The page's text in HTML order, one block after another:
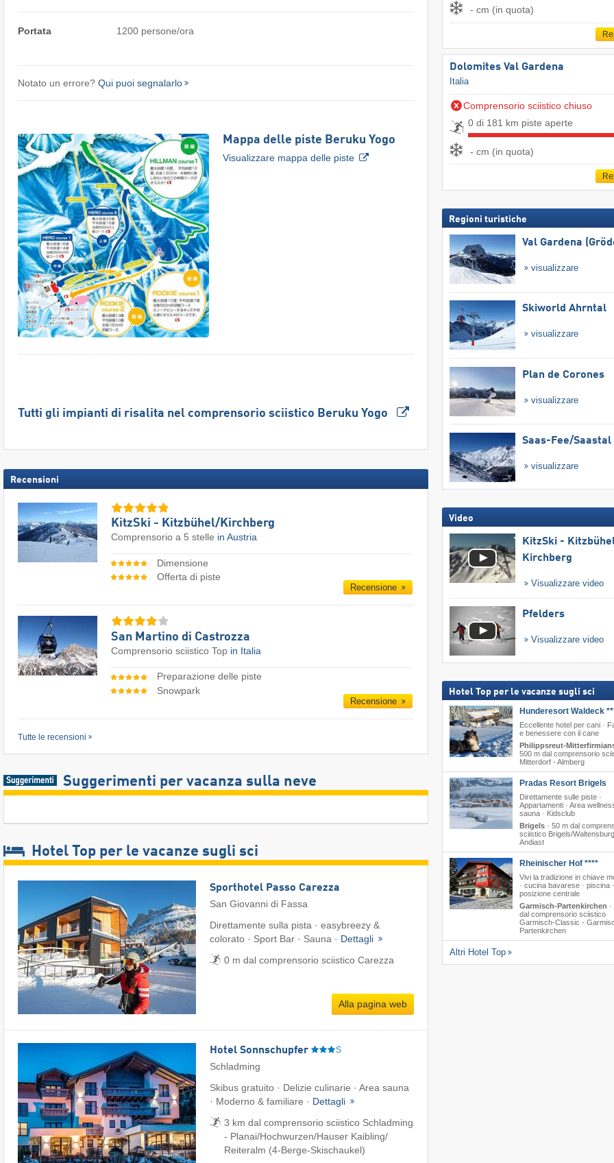
Portata 1200 persone/ora
Notato un errore? Qui puoi segnalarlo
Mappa delle piste Beruku Yogo
Visualizzare mappa delle piste
Tutti gli impianti di risalita nel comprensorio sciistico Beruku Yogo
Recensioni
KitzSki - Kitzbühel/​Kirchberg
Comprensorio a 5 stelle in Austria
Dimensione
Offerta di piste
Recensione
San Martino di Castrozza
Comprensorio sciistico Top in Italia
Preparazione delle piste
Snowpark
Recensione
Tutte le recensioni
Suggerimenti per vacanza sulla neve
Hotel Top per le vacanze sugli sci
Sporthotel Passo Carezza
San Giovanni di Fassa
Direttamente sulla pista · easybreezy &
colorato · Sport Bar · Sauna · Dettagli
0 m dal comprensorio sciistico Carezza
Alla pagina web
Hotel Sonnschupfer S
Schladming
Skibus gratuito · Delizie culinarie · Area sauna
· Moderno & familiare · Dettagli
3 km dal comprensorio sciistico Schladming
- Planai/​Hochwurzen/​Hauser Kaibling/​
Reiteralm (4-Berge-Skischaukel)
- cm (in quota)
Dolomites Val Gardena
Italia
Comprensorio sciistico chiuso
0 di 181 km piste aperte
- cm (in quota)
Regioni turistiche
Val Gardena
visualizzare
Skiworld Ahrntal
visualizzare
Plan de Corones
visualizzare
Saas-Fee/​Saastal
visualizzare
Video
KitzSki -
Kirchberg
Visualizzare video
Pfelders
Visualizzare video
Hotel Top per le vacanze sugli sci
Hunderesort Waldeck
Eccellente hotel per cani ·
e benessere con il cane
Philippsreut-
500 m dal comprensorio
Mitterdorf - Almberg
Pradas Resort Brigels
Direttamente sulle piste ·
Appartamenti · Area
sauna · Kidsclub
Brigels· 50 m dal
sciistico Brigels/​
Andiast
Rheinischer Hof ****
Vivi la tradizione in chiave
· cucina bavarese · piscina ·
posizione centrale
Garmisch-Partenkirchen ·
dal comprensorio sciistico
Garmisch-Classic -
Partenkirchen
Altri Hotel Top